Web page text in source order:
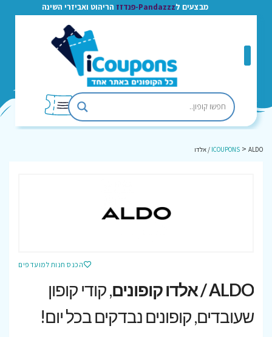
מבצעים ל Pandazzz-פנדזז הריהוט ואביזרי השינה
ICOUPONS > ALDO / אלדו
הכנס חנות למועדפים
ALDO / אלדו קופונים
, קודי קופון
שעובדים, קופונים נבדקים בכל יום!